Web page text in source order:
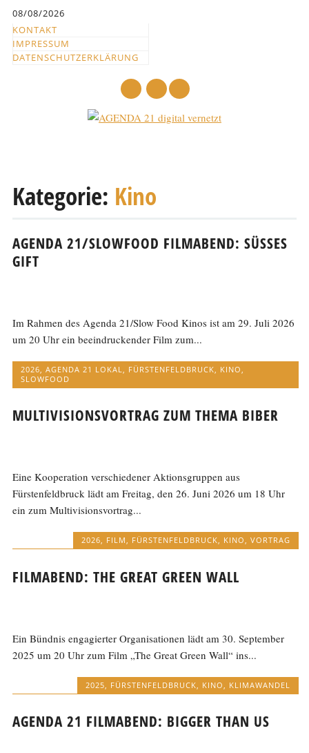
springen
08/08/2026
KONTAKT
IMPRESSUM
DATENSCHUTZERKLÄRUNG
zum
Kategorie: Kino
AGENDA 21/SLOWFOOD FILMABEND: SÜSSES G
IFT
Im Rahmen des Agenda 21/Slow Food Kinos ist am 29. Juli 2026
um 20 Uhr ein beeindruckender Film zum...
2026,AGENDA 21 LOKAL, FÜRSTENFELDBRUCK, KINO,
SLOWFOOD
MULTIVISIONSVORTRAG ZUM THEMA BIBER
Eine Kooperation verschiedener Aktionsgruppen aus
Fürstenfeldbruck lädt am Freitag, den 26. Juni 2026 um 18 Uhr
ein zum Multivisionsvortrag...
2026, FILM, FÜRSTENFELDBRUCK, KINO, VORTRAG
FILMABEND: THE GREAT GREEN WALL
Ein Bündnis engagierter Organisationen lädt am 30. September
2025 um 20 Uhr zum Film „The Great Green Wall“ ins...
2025 FÜRSTENFELDBRUCK KINO KLIMAWANDEL
AGENDA 21 FILMABEND: BIGGER THAN US